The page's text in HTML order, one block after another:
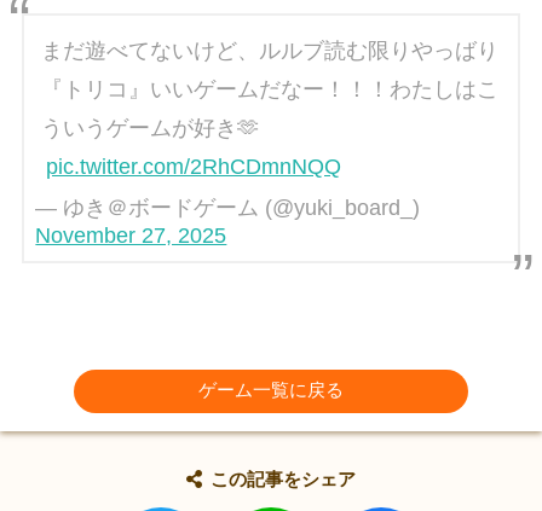
まだ遊べてないけど、ルルブ読む限りやっばり
『トリコ』いいゲームだなー！！！わたしはこ
ういうゲームが好き🫶
pic.twitter.com/2RhCDmnNQQ
— ゆき＠ボードゲーム (@yuki_board_)
November 27, 2025
ゲーム一覧に戻る
この記事をシェア